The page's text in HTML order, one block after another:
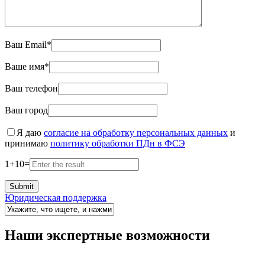
Ваш Email*
Ваше имя*
Ваш телефон
Ваш город
Я даю согласие на обработку персональных данных и
принимаю политику обработки ПДн в ФСЭ
1+10=
Юридическая поддержка
Наши экспертные возможности